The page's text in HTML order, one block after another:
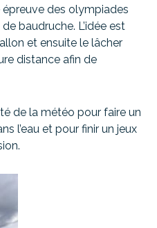
des olympiades
baudruche. L’idée est
et ensuite le lâcher
distance afin de
de la météo pour faire un
l’eau et pour finir un jeux